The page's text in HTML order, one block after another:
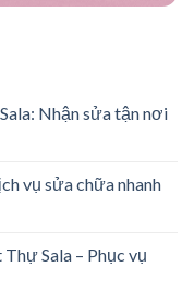
Nhận sửa tận nơi
vụ sửa chữa nhanh
Sala – Phục vụ